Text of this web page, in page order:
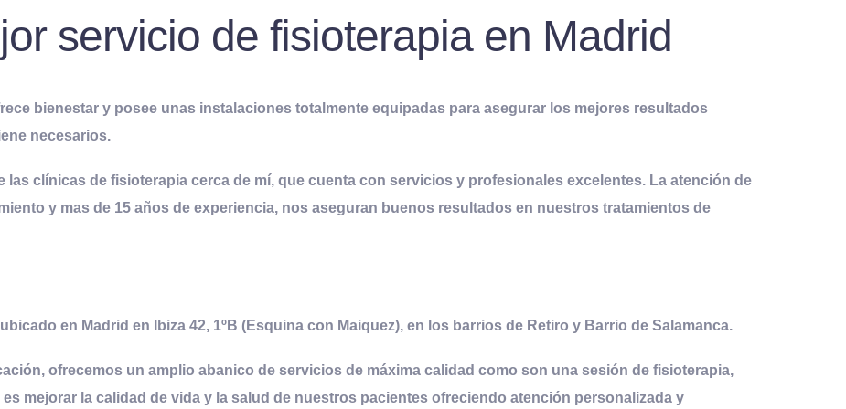
servicio de fisioterapia en Madrid
bienestar y posee unas instalaciones totalmente equipadas para asegurar los mejores resultados
necesarios.
las clínicas de fisioterapia cerca de mí, que cuenta con servicios y profesionales excelentes. La atención de
y mas de 15 años de experiencia, nos aseguran buenos resultados en nuestros tratamientos de
en Madrid en Ibiza 42, 1ºB (Esquina con Maiquez), en los barrios de Retiro y Barrio de Salamanca.
ofrecemos un amplio abanico de servicios de máxima calidad como son una sesión de fisioterapia,
mejorar la calidad de vida y la salud de nuestros pacientes ofreciendo atención personalizada y